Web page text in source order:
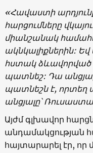
«Հավաստի
հարցումները
միանշանակ
ակնկալիքներին:
հստակ
պատնեշ: Դա
պատնեշն է,
անցյալը՝
Այժմ գլխավոր
անդամակցության
հայտարարել էր, որ